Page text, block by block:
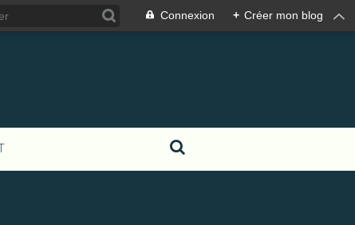
Connexion + Créer mon blog